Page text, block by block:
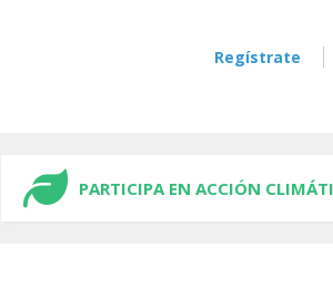
Regístrate
PARTICIPA EN ACCIÓN